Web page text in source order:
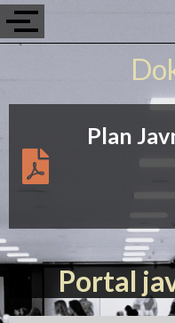
Plan
Portal